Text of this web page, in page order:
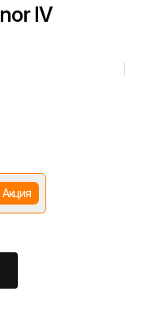
IV
Акция
акции.